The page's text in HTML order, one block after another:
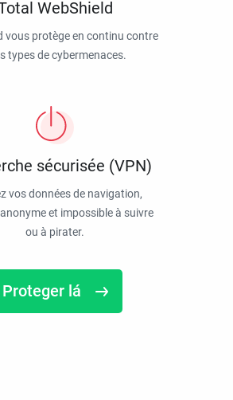
WebShield
vous protège en continu contre
types de cybermenaces.
sécurisée (VPN)
vos données de navigation,
et impossible à suivre
ou à pirater.
Proteger lá